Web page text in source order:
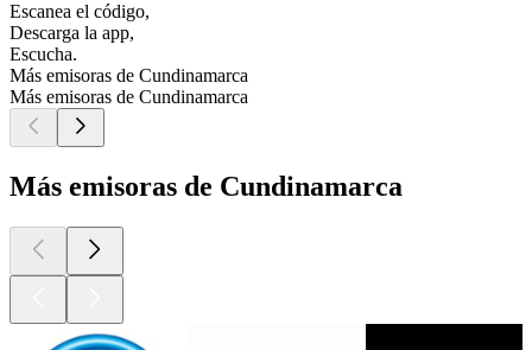
Escanea el código,
Descarga la app,
Escucha.
Más emisoras de Cundinamarca
Más emisoras de Cundinamarca
Más emisoras de Cundinamarca